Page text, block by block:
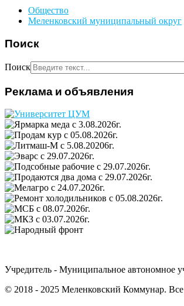
Общество
Меленковский муниципальный округ
Поиск
Поиск
Реклама и объявления
Учредитель - Муниципальное автономное
© 2018 - 2025 Меленковский Коммунар.